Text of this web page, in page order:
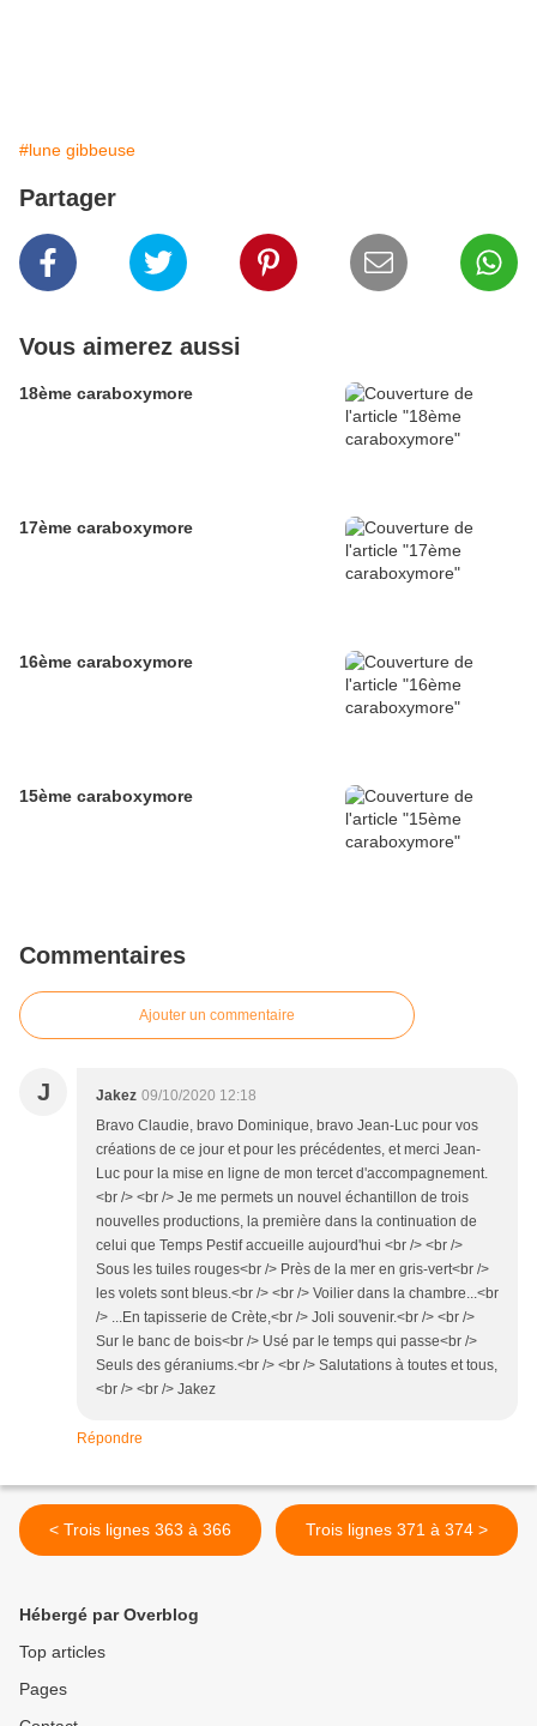
#lune gibbeuse
Partager
Vous aimerez aussi
18ème caraboxymore
17ème caraboxymore
16ème caraboxymore
15ème caraboxymore
Commentaires
Ajouter un commentaire
J Jakez 09/10/2020 12:18
Bravo Claudie, bravo Dominique, bravo Jean-Luc pour vos
créations de ce jour et pour les précédentes, et merci Jean-
Luc pour la mise en ligne de mon tercet d'accompagnement.
<br /> <br /> Je me permets un nouvel échantillon de trois
nouvelles productions, la première dans la continuation de
celui que Temps Pestif accueille aujourd'hui <br /> <br />
Sous les tuiles rouges<br /> Près de la mer en gris-vert<br />
les volets sont bleus.<br /> <br /> Voilier dans la chambre...<br
/> ...En tapisserie de Crète,<br /> Joli souvenir.<br /> <br />
Sur le banc de bois<br /> Usé par le temps qui passe<br />
Seuls des géraniums.<br /> <br /> Salutations à toutes et tous,
<br /> <br /> Jakez
Répondre
< Trois lignes 363 à 366 Trois lignes 371 à 374 >
Hébergé par Overblog
Top articles
Pages